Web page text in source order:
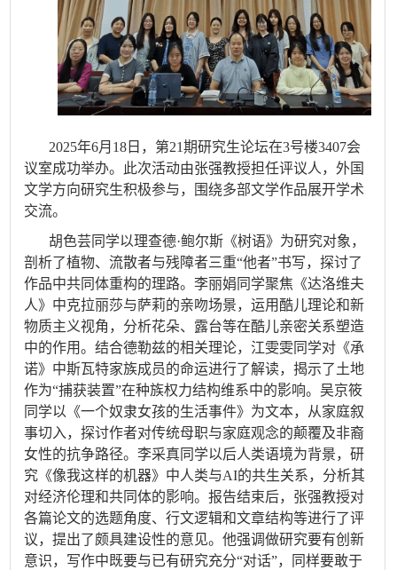
2025年6月18 日，第21期研究生论坛在3号楼3407会
议室成功举办。此次活动由张强教授担任评议人 ，外国
文学方向研究生积极参与，围绕多部文学作品展开学术
交流。
胡色芸同学以理查德·鲍尔斯《树语》为研究对象，
剖析了植物、流散者与残障者三重“他者”书写，探讨了
作品中共同体重构的理路。李丽娟同学聚焦《达洛维夫
人》中克拉丽莎与萨莉的亲吻场景，运用酷儿理论和新
物质主义视角，分析花朵、露台等在酷儿亲密关系塑造
中的作用。结合德勒兹的相关理论，江雯雯同学对 《承
诺》中斯瓦特家族成员的命运进行了解读，揭示了土地
作为“捕获装置”在种族权力结构维系中的影响。吴京筱
同学以《一个奴隶女孩的生活事件》为文本，从家庭叙
事切入，探讨作者对传统母职与家庭观念的颠覆及非裔
女性的抗争路径。李采真同学以后人类语境为背景，研
究《像我这样的机器》中人类与AI的共生关系，分析其
对经济伦理和共同体的影响。报告结束后，张强教授对
各篇论文的选题角度、行文逻辑和文章结构等进行了评
议，提出了颇具建设性的意见。他强调做研究要有创新
意识，写作中既要与已有研究充分“对话”，同样要敢于